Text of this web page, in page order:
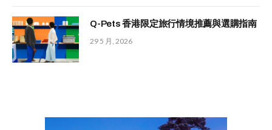
Q-Pets 香港限定旅行情境推薦與選購指南
29 5 月, 2026